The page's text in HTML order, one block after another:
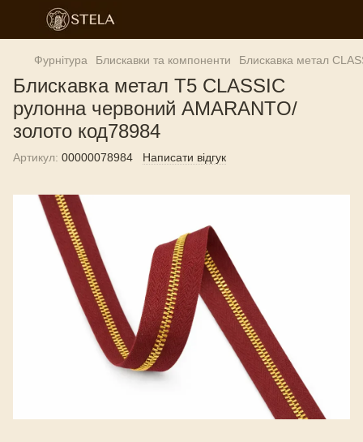
Фурнітура Блискавки та компоненти Блискавка метал
Блискавка метал Т5 CLASSIC
рулонна червоний AMARANTO/
золото код78984
Артикул: 00000078984 Написати відгук